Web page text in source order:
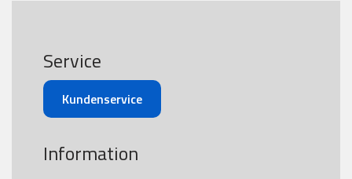
Service
Kundenservice
Information